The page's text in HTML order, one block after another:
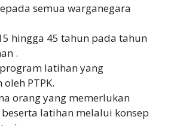
semua warganegara
hingga 45 tahun pada tahun
.
latihan yang
PTPK.
orang yang memerlukan
latihan melalui konsep